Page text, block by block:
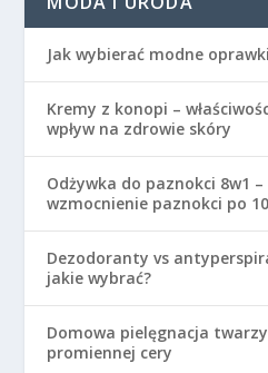
Jak wybierać modne
Kremy z konopi –
wpływ na zdrowie skóry
Odżywka do paznokci 8w1
wzmocnienie paznokci po
Dezodoranty vs
jakie wybrać?
Domowa pielęgnacja
promiennej cery